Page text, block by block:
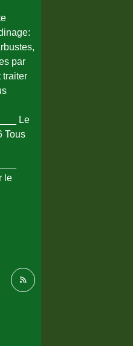
par
traiter
Le
Tous
le